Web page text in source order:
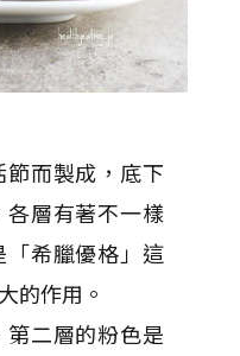
而製成，底下
層有著不一樣
希臘優格」這
的作用。
二層的粉色是